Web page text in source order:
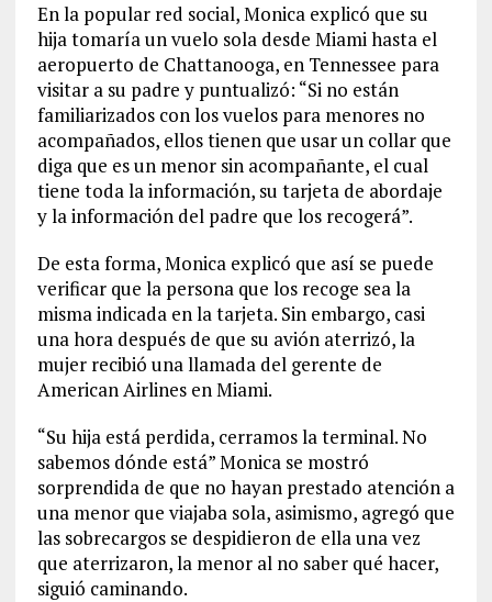
En la popular red social, Monica explicó que su
hija tomaría un vuelo sola desde Miami hasta el
aeropuerto de Chattanooga, en Tennessee para
visitar a su padre y puntualizó: “Si no están
familiarizados con los vuelos para menores no
acompañados, ellos tienen que usar un collar que
diga que es un menor sin acompañante, el cual
tiene toda la información, su tarjeta de abordaje
y la información del padre que los recogerá”.
De esta forma, Monica explicó que así se puede
verificar que la persona que los recoge sea la
misma indicada en la tarjeta. Sin embargo, casi
una hora después de que su avión aterrizó, la
mujer recibió una llamada del gerente de
American Airlines en Miami.
“Su hija está perdida, cerramos la terminal. No
sabemos dónde está” Monica se mostró
sorprendida de que no hayan prestado atención a
una menor que viajaba sola, asimismo, agregó que
las sobrecargos se despidieron de ella una vez
que aterrizaron, la menor al no saber qué hacer,
siguió caminando.